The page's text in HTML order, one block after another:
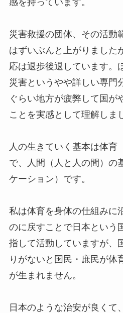
災害救援の団体、その活動
はずいぶんと上がりました
応は退歩後退しています。
災害というやや詳しい専門
ぐらい地方が疲弊して国が
ことを実感として理解しま
人の生きていく基本は体育
で、人間（人と人の間）の
ケーション）です。
私は体育を身体の仕組みに
のに戻すことで日本という
指して活動していますが、
りがないと国民・庶民が体
が生まれません。
日本のような治安が良くて